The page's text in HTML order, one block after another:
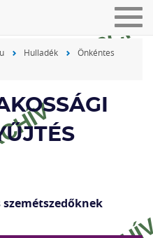
be-
Hulladék
Önkéntes